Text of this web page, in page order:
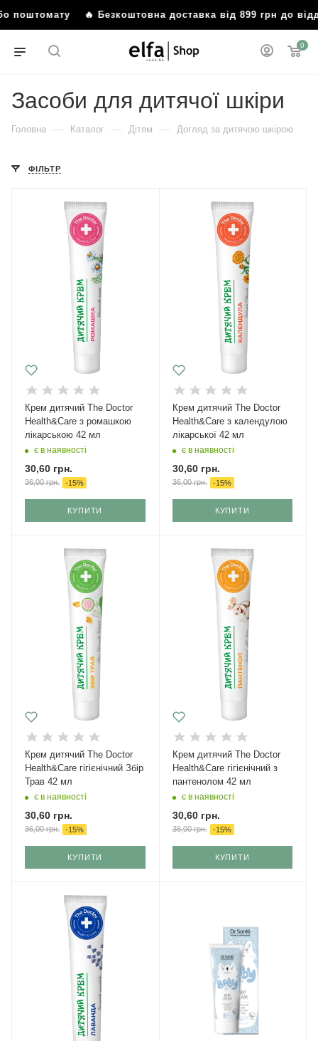
поштомату🔥 Безкоштовна доставка від 899 грн до
0
Засоби для дитячої шкіри
Головна — Каталог — Дітям — Догляд за дитячою шкірою
ФІЛЬТР
Крем дитячий The Doctor
Health&Care з ромашкою
лікарською 42 мл
є в наявності
30,60 грн.
36,00грн. -15%
КУПИТИ
Крем дитячий The Doctor
Health&Care з календулою
лікарської 42 мл
є в наявності
30,60грн.
36,00грн. -15%
КУПИТИ
Крем дитячий The Doctor
Health&Care гігієнічний Збір
Трав 42 мл
є в наявності
30,60 грн.
36,00грн. -15%
КУПИТИ
Крем дитячий The Doctor
Health&Care гігієнічний з
пантенолом 42 мл
є в наявності
30,60грн.
36,00грн. -15%
КУПИТИ